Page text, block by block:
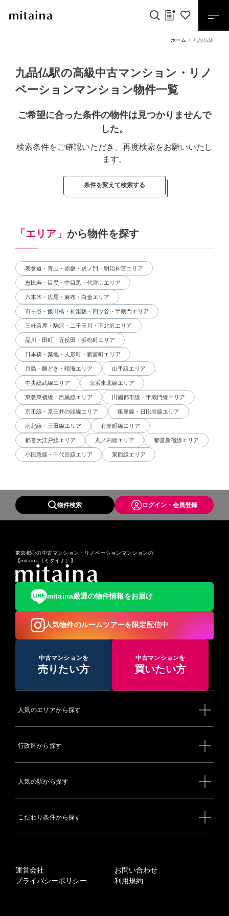
ホーム 九品仏駅
九品仏駅の高級中古マンション・リノ
ベーションマンション物件一覧
ご希望に合った条件の物件は見つかりませんで
した。
検索条件をご確認いただき、再度検索をお願いいたし
ます。
条件を変えて検索する
「エリア」 から物件を探す
表参道・青山・赤坂・虎ノ門・明治神宮エリア
恵比寿・目黒・中目黒・代官山エリア
六本木・広尾・麻布・白金エリア
市ヶ谷・飯田橋・神楽坂・四ツ谷・半蔵門エリア
三軒茶屋・駒沢・二子玉川・下北沢エリア
品川・田町・五反田・浜松町エリア
日本橋・築地・人形町・新富町エリア
月島・勝どき・晴海エリア 山手線エリア
中央総武線エリア 京浜東北線エリア
東急東横線・目黒線エリア 田園都市線・半蔵門線エリア
京王線・京王井の頭線エリア 銀座線・日比谷線エリア
南北線・三田線エリア 有楽町線エリア
都営大江戸線エリア 丸ノ内線エリア 都営新宿線エリア
小田急線・千代田線エリア 東西線エリア
物件検索 ログイン・会員登録
東京都心の中古マンション・リノベーションマンションの
【mitaina（ミタイナ）】
mitaina厳選の物件情報をお届け
人気物件のルームツアーを限定配信中
中古マンションを
売りたい方
中古マンションを
買いたい方
人気のエリアから探す
行政区から探す
人気の駅から探す
こだわり条件から探す
運営会社
お問い合わせ
プライバシーポリシー
利用規約